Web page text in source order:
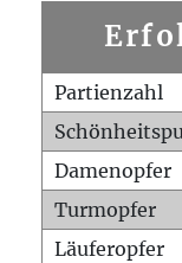
Partienzahl
Damenopfer
Turmopfer
Läuferopfer